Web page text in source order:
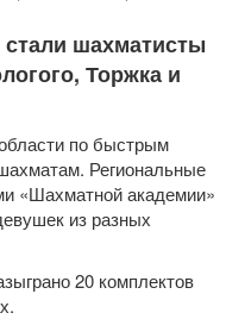
шахматисты
Торжка и
по быстрым
Региональные
«Шахматной академии»
из разных
20 комплектов